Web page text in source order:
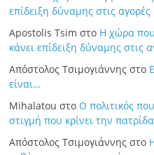
επίδειξη δύναμης στις αγορές
Apostolis Tsim στο Η χώρα
κάνει επίδειξη δύναμης στις
Απόστολος Τσιμογιάννης στο
είναι…
Mihalatou στοΟ πολιτικός
στιγμή που κρίνει την πατρίδα
Απόστολος Τσιμογιάννης στο